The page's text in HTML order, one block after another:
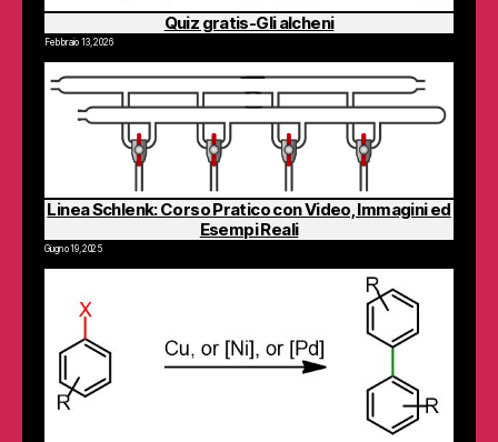
Quiz gratis-Gli alcheni
Febbraio 13, 2026
Linea Schlenk: Corso Pratico con Video, Immagini ed
Esempi Reali
Giugno 19, 2025